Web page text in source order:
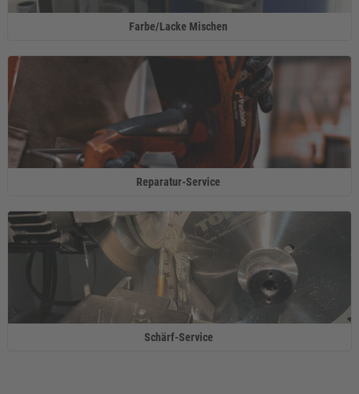
Farbe/Lacke Mischen ​
Reparatur-Service ​
Schärf-Service ​